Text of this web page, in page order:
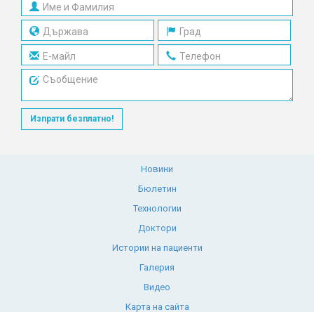
Изпрати безплатно!
Новини
Бюлетин
Технологии
Доктори
Истории на пациенти
Галерия
Видео
Карта на сайта